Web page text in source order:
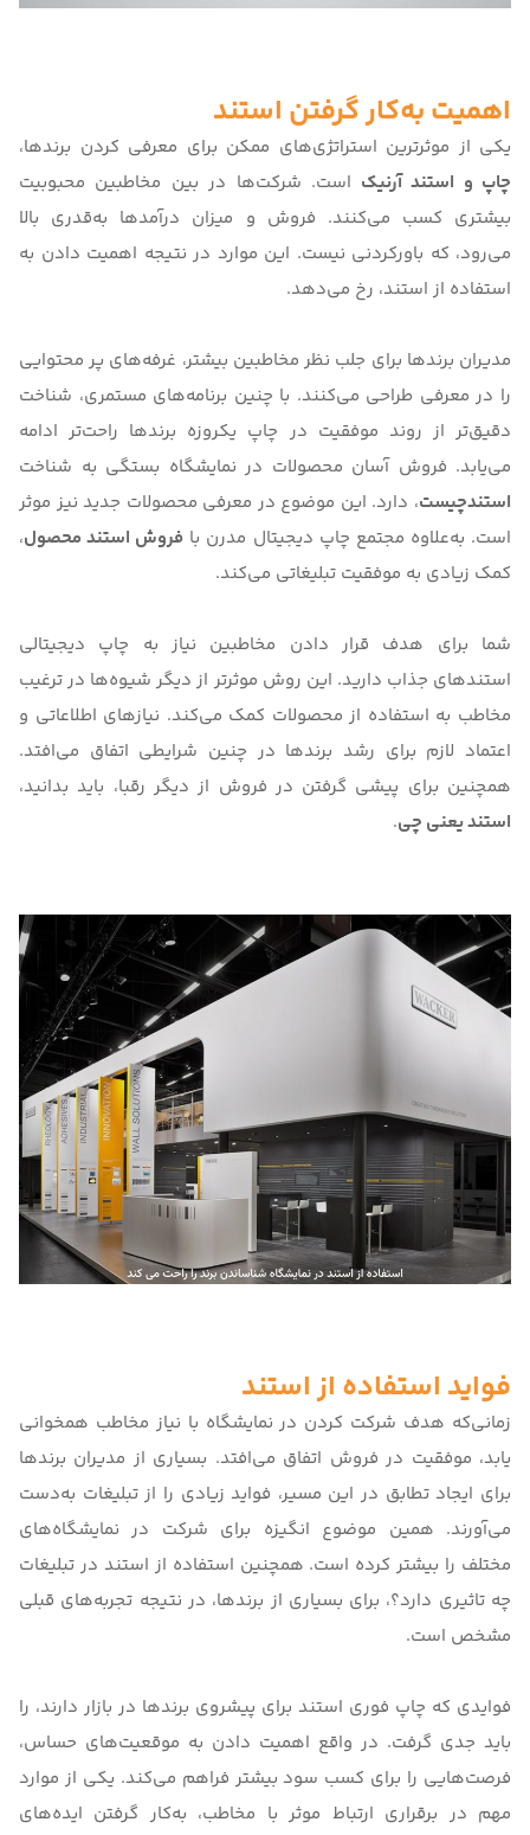
اهمیت به‌کار گرفتن استند
یکی از موثرترین استراتژی‌های ممکن برای معرفی کردن برندها،
چاپ و استند آرنیک است. شرکت‌ها در بین مخاطبین محبوبیت
بیشتری کسب می‌کنند. فروش و میزان درآمدها به‌قدری بالا
می‌رود، که باورکردنی نیست. این موارد در نتیجه اهمیت دادن به
استفاده از استند، رخ می‌دهد.
مدیران برندها برای جلب نظر مخاطبین بیشتر، غرفه‌های پر محتوایی
را در معرفی طراحی می‌کنند. با چنین برنامه‌های مستمری، شناخت
دقیق‌تر از روند موفقیت در چاپ یکروزه برندها راحت‌تر ادامه
می‌یابد. فروش آسان محصولات در نمایشگاه بستگی به شناخت
استندچیست، دارد. این موضوع در معرفی محصولات جدید نیز موثر
است. به‌علاوه مجتمع چاپ دیجیتال مدرن با فروش استند محصول،
کمک زیادی به موفقیت تبلیغاتی می‌کند.
شما برای هدف قرار دادن مخاطبین نیاز به چاپ دیجیتالی
استندهای جذاب دارید. این روش موثرتر از دیگر شیوه‌ها در ترغیب
مخاطب به استفاده از محصولات کمک می‌کند. نیازهای اطلاعاتی و
اعتماد لازم برای رشد برندها در چنین شرایطی اتفاق می‌افتد.
همچنین برای پیشی گرفتن در فروش از دیگر رقبا، باید بدانید،
استند یعنی چی.
فواید استفاده از استند
زمانی‌که هدف شرکت کردن در نمایشگاه با نیاز مخاطب همخوانی
یابد، موفقیت در فروش اتفاق می‌افتد. بسیاری از مدیران برندها
برای ایجاد تطابق در این مسیر، فواید زیادی را از تبلیغات به‌دست
می‌آورند. همین موضوع انگیزه برای شرکت در نمایشگاه‌های
مختلف را بیشتر کرده است. همچنین استفاده از استند در تبلیغات
چه تاثیری دارد؟، برای بسیاری از برندها، در نتیجه تجربه‌های قبلی
مشخص است.
فوایدی که چاپ فوری استند برای پیشروی برندها در بازار دارند، را
باید جدی گرفت. در واقع اهمیت دادن به موقعیت‌‌های حساس،
فرصت‌هایی را برای کسب سود بیشتر فراهم می‌کند. یکی از موارد
مهم در برقراری ارتباط موثر با مخاطب، به‌کار گرفتن ایده‌های